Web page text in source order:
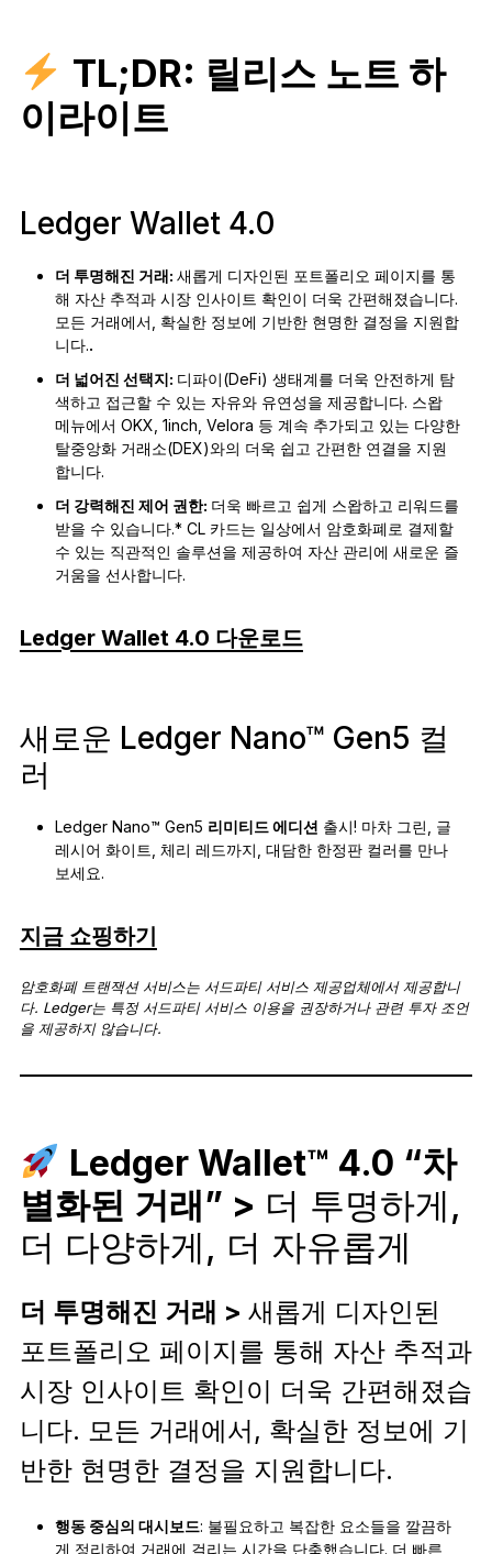
TL;DR: 릴리스 노트 하
이라이트
Ledger Wallet 4.0
더 투명해진 거래: 새롭게 디자인된 포트폴리오 페이지를 통
해 자산 추적과 시장 인사이트 확인이 더욱 간편해졌습니다.
모든 거래에서, 확실한 정보에 기반한 현명한 결정을 지원합
니다..
더 넓어진 선택지: 디파이(DeFi) 생태계를 더욱 안전하게 탐
색하고 접근할 수 있는 자유와 유연성을 제공합니다. 스왑
메뉴에서 OKX, 1inch, Velora 등 계속 추가되고 있는 다양한
탈중앙화 거래소(DEX)와의 더욱 쉽고 간편한 연결을 지원
합니다.
더 강력해진 제어 권한: 더욱 빠르고 쉽게 스왑하고 리워드를
받을 수 있습니다.* CL 카드는 일상에서 암호화폐로 결제할
수 있는 직관적인 솔루션을 제공하여 자산 관리에 새로운 즐
거움을 선사합니다.
Ledger Wallet 4.0 다운로드
새로운 Ledger Nano™ Gen5 컬
러
Ledger Nano™ Gen5 리미티드 에디션 출시! 마차 그린, 글
레시어 화이트, 체리 레드까지, 대담한 한정판 컬러를 만나
보세요.
지금 쇼핑하기
암호화폐 트랜잭션 서비스는 서드파티 서비스 제공업체에서 제공합니
다. Ledger는 특정 서드파티 서비스 이용을 권장하거나 관련 투자 조언
을 제공하지 않습니다.
Ledger Wallet™ 4.0 “차
별화된 거래” > 더 투명하게,
더 다양하게, 더 자유롭게
더 투명해진 거래 > 새롭게 디자인된
포트폴리오 페이지를 통해 자산 추적과
시장 인사이트 확인이 더욱 간편해졌습
니다. 모든 거래에서, 확실한 정보에 기
반한 현명한 결정을 지원합니다.
행동 중심의 대시보드: 불필요하고 복잡한 요소들을 깔끔하
게 정리하여 거래에 걸리는 시간을 단축했습니다. 더 빠른